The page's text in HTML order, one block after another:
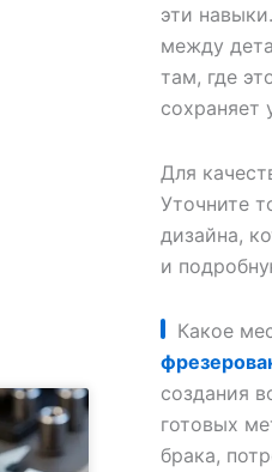
эти
между
там, где
сохраняет
Для
Уточните
дизайна,
и
Какое
создания
готовых
брака,